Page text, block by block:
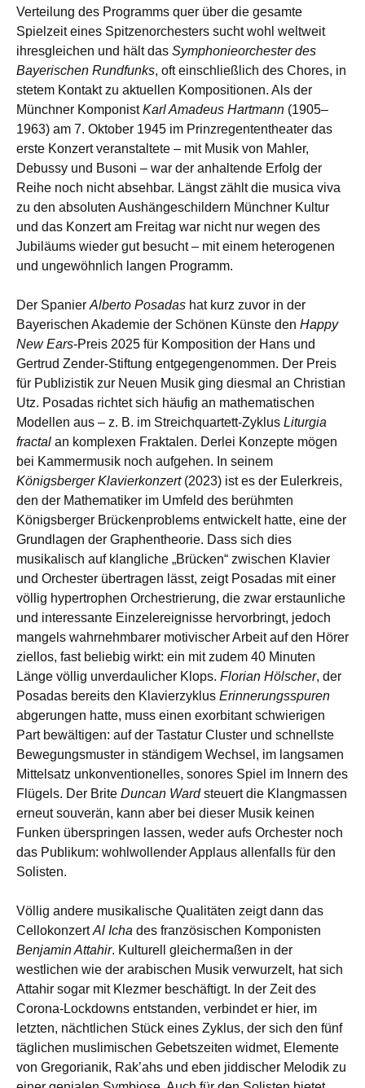
Verteilung des Programms quer über die gesamte
Spielzeit eines Spitzenorchesters sucht wohl weltweit
ihresgleichen und hält das Symphonieorchester des
Bayerischen Rundfunks, oft einschließlich des Chores, in
stetem Kontakt zu aktuellen Kompositionen. Als der
Münchner KomponistKarl Amadeus Hartmann (1905–
1963) am 7. Oktober 1945 im Prinzregententheater das
erste Konzert veranstaltete – mit Musik von Mahler,
Debussy und Busoni – war der anhaltende Erfolg der
Reihe noch nicht absehbar. Längst zählt die musica viva
zu den absoluten Aushängeschildern Münchner Kultur
und das Konzert am Freitag war nicht nur wegen des
Jubiläums wieder gut besucht – mit einem heterogenen
und ungewöhnlich langen Programm.
Der Spanier Alberto Posadas hat kurz zuvor in der
Bayerischen Akademie der Schönen Künste den Happy
New Ears-Preis 2025 für Komposition der Hans und
Gertrud Zender-Stiftung entgegengenommen. Der Preis
für Publizistik zur Neuen Musik ging diesmal an Christian
Utz. Posadas richtet sich häufig an mathematischen
Modellen aus – z. B. im Streichquartett-Zyklus Liturgia
fractal an komplexen Fraktalen. Derlei Konzepte mögen
bei Kammermusik noch aufgehen. In seinem
Königsberger Klavierkonzert (2023) ist es der Eulerkreis,
den der Mathematiker im Umfeld des berühmten
Königsberger Brückenproblems entwickelt hatte, eine der
Grundlagen der Graphentheorie. Dass sich dies
musikalisch auf klangliche „Brücken“ zwischen Klavier
und Orchester übertragen lässt, zeigt Posadas mit einer
völlig hypertrophen Orchestrierung, die zwar erstaunliche
und interessante Einzelereignisse hervorbringt, jedoch
mangels wahrnehmbarer motivischer Arbeit auf den Hörer
ziellos, fast beliebig wirkt: ein mit zudem 40 Minuten
Länge völlig unverdaulicher Klops. Florian Hölscher, der
Posadas bereits den Klavierzyklus Erinnerungsspuren
abgerungen hatte, muss einen exorbitant schwierigen
Part bewältigen: auf der Tastatur Cluster und schnellste
Bewegungsmuster in ständigem Wechsel, im langsamen
Mittelsatz unkonventionelles, sonores Spiel im Innern des
Flügels. Der Brite Duncan Wardsteuert die Klangmassen
erneut souverän, kann aber bei dieser Musik keinen
Funken überspringen lassen, weder aufs Orchester noch
das Publikum: wohlwollender Applaus allenfalls für den
Solisten.
Völlig andere musikalische Qualitäten zeigt dann das
CellokonzertAl Icha des französischen Komponisten
Benjamin Attahir. Kulturell gleichermaßen in der
westlichen wie der arabischen Musik verwurzelt, hat sich
Attahir sogar mit Klezmer beschäftigt. In der Zeit des
Corona-Lockdowns entstanden, verbindet er hier, im
letzten, nächtlichen Stück eines Zyklus, der sich den fünf
täglichen muslimischen Gebetszeiten widmet, Elemente
von Gregorianik, Rak’ahs und eben jiddischer Melodik zu